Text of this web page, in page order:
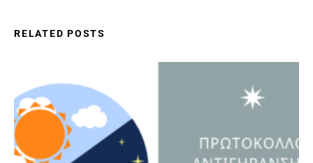
RELATED POSTS